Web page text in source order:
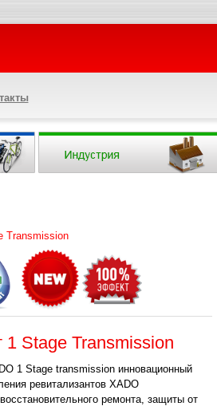
Transmission
1 Stage Transmission
1 Stage transmission инновационный
ревитализантов XADO
ремонта, защиты от